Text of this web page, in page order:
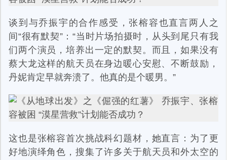
谈到与乔振宇的合作感受，张榕容也直言两人之
间“很有默契”：“当时片场拍摄时，从头到尾只有我
们两个演员，培养出一定的默契。而且，如果没有
蔡大龙这样的航天员在身边暖心安慰、不断鼓励，
丹妮肯定早就奔溃了。他真的是个暖男。”
这也是张榕容首次挑战科幻题材，她直言：为了更
好地演绎角色，搜集了许多关于航天员和外太空的